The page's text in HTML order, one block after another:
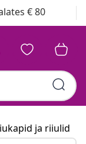
€ 80
ja riiulid